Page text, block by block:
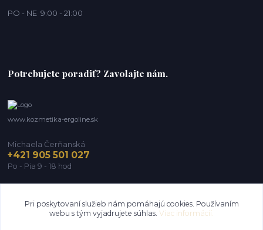
PO - NE 9:00 - 21:00
Potrebujete poradiť? Zavolajte nám.
www.kozmetika-ergoline.sk
Michaela Čerňanská
+421 905 501 027
Po - Pia 9 - 18 hod
Pri poskytovaní služieb nám pomáhajú cookies. Používaním
webu s tým vyjadrujete súhlas. Viac informácií.